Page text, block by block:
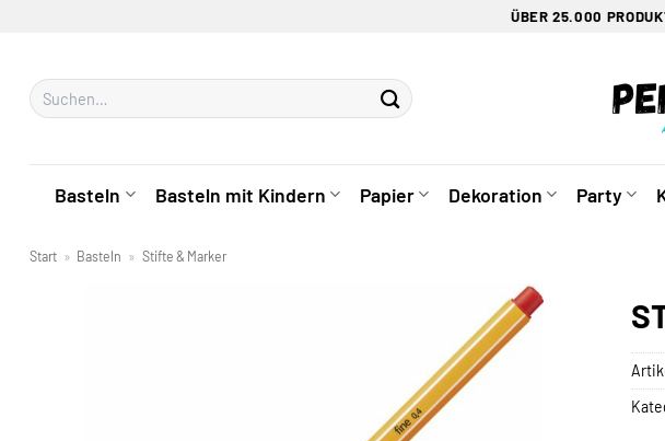
springen
ÜBER 25.000
Suchen
nach:
Basteln Basteln mit Kindern Papier Dekoration Party
Start » Basteln » Stifte & Marker